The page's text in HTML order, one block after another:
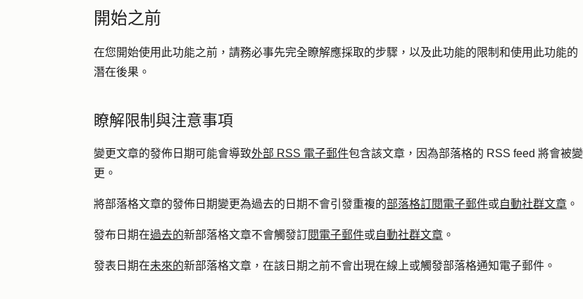
開始之前
在您開始使用此功能之前，請務必事先完全瞭解應採取的步驟，以及此功能的限制和使用此功能的
潛在後果。
瞭解限制與注意事項
變更文章的發佈日期可能會導致外部 RSS 電子郵件包含該文章，因為部落格的 RSS feed 將會被變
更。
將部落格文章的發佈日期變更為過去的日期不會引發重複的部落格訂閱電子郵件或自動社群文章 。
發布日期在過去的新部落格文章不會觸發訂閱電子郵件或自動社群文章 。
發表日期在未來的新部落格文章，在該日期之前不會出現在線上或觸發部落格通知電子郵件。